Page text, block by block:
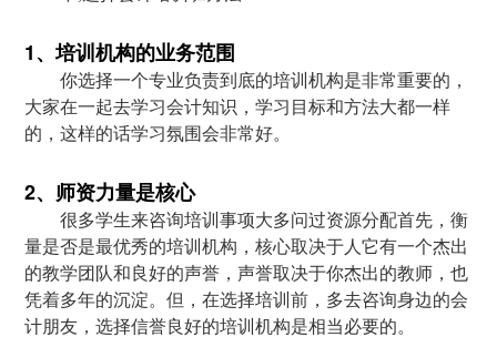
1、培训机构的业务范围
你选择一个专业负责到底的培训机构是非常重要的，
大家在一起去学习会计知识，学习目标和方法大都一样
的，这样的话学习氛围会非常好。
2、师资力量是核心
很多学生来咨询培训事项大多问过资源分配首先，衡
量是否是最优秀的培训机构，核心取决于人它有一个杰出
的教学团队和良好的声誉，声誉取决于你杰出的教师，也
凭着多年的沉淀。但，在选择培训前，多去咨询身边的会
计朋友，选择信誉良好的培训机构是相当必要的。